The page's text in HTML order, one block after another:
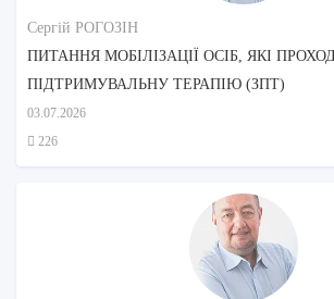
Сергій РОГОЗІН
ПИТАННЯ МОБІЛІЗАЦІЇ ОСІБ, ЯКІ
ПІДТРИМУВАЛЬНУ ТЕРАПІЮ (ЗПТ)
03.07.2026
226